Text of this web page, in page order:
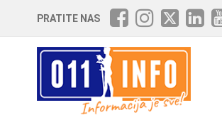
PRATITE NAS